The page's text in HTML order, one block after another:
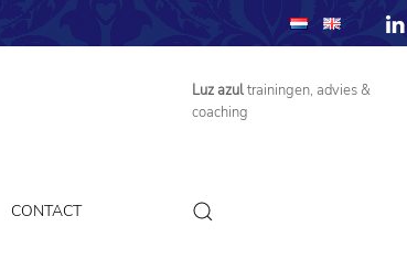
CONTACT
Luz azultrainingen, advies &
coaching